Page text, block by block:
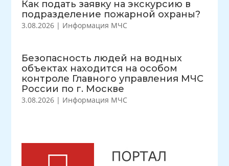
Как подать заявку на экскурсию в
подразделение пожарной охраны?
3.08.2026 | Информация МЧС
Безопасность людей на водных
объектах находится на особом
контроле Главного управления МЧС
России по г. Москве
3.08.2026 | Информация МЧС